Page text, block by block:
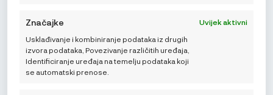
Značajke
Uvijek aktivni
Usklađivanje i kombiniranje podataka iz drugih
izvora podataka, Povezivanje različitih uređaja,
Identificiranje uređaja na temelju podataka koji
se automatski prenose.
Mikroedra d.o.o.
(01) 48 22 132
info@najnaj.eu